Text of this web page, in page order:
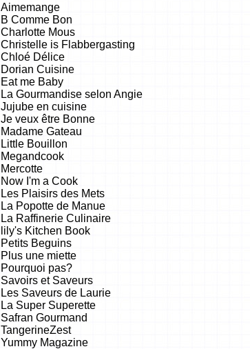
Aimemange
B Comme Bon
Charlotte Mous
Christelle is Flabbergasting
Chloé Délice
Dorian Cuisine
Eat me Baby
La Gourmandise selon Angie
Jujube en cuisine
Je veux être Bonne
Madame Gateau
Little Bouillon
Megandcook
Mercotte
Now I'm a Cook
Les Plaisirs des Mets
La Popotte de Manue
La Raffinerie Culinaire
lily's Kitchen Book
Petits Beguins
Plus une miette
Pourquoi pas?
Savoirs et Saveurs
Les Saveurs de Laurie
La Super Superette
Safran Gourmand
TangerineZest
Yummy Magazine